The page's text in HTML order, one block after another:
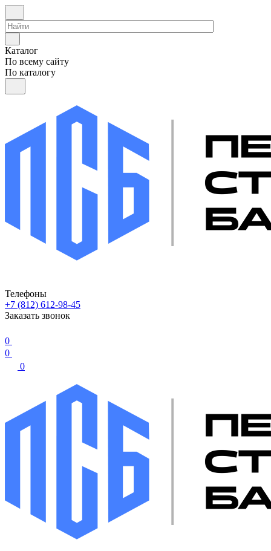
Каталог
По всему сайту
По каталогу
Телефоны
+7 (812) 612-98-45
Заказать звонок
0
0
0